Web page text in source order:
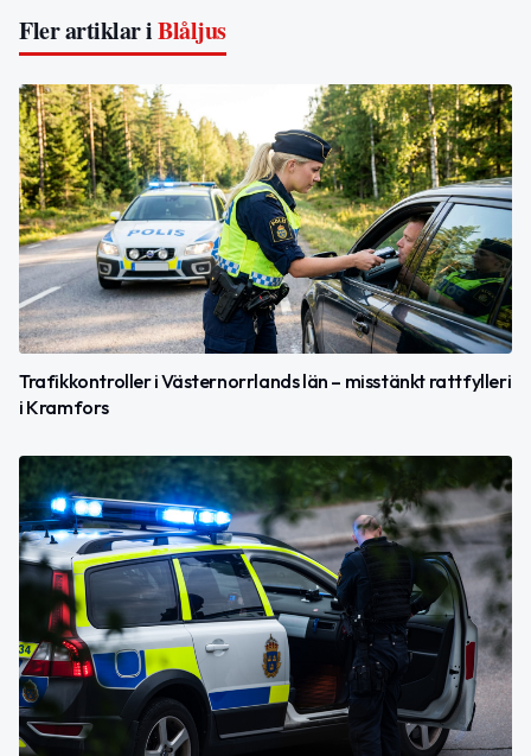
Fler artiklar iBlåljus
Trafikkontroller i Västernorrlands län – misstänkt rattfylleri
i Kramfors